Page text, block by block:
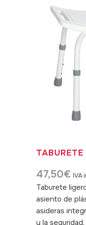
47,50€ IVA
Taburete
asiento de
asideras
y la